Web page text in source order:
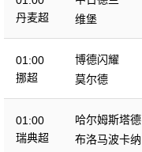
丹麦超
维堡
01:00
挪超
博德闪耀
莫尔德
01:00
瑞典超
哈尔姆斯塔德
布洛马波卡纳